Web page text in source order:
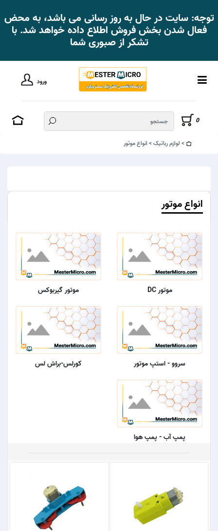
توجه: سایت در حال به روز رسانی می باشد، به محض
فعال شدن بخش فروش اطلاع داده خواهد شد. با
تشکر از صبوری شما
ورود
0
لوازم رباتیک انواع موتور
انواع موتور
موتور DC موتور گیربوکس
سروو - استپ موتور کورلس-براش لس
پمپ آب - پمپ هوا